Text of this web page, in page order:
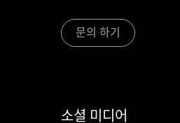
문의 하기
소셜 미디어